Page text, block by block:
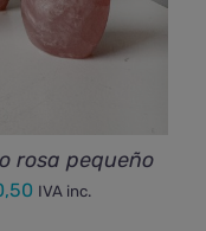
rosa pequeño
Rango
IVA inc.